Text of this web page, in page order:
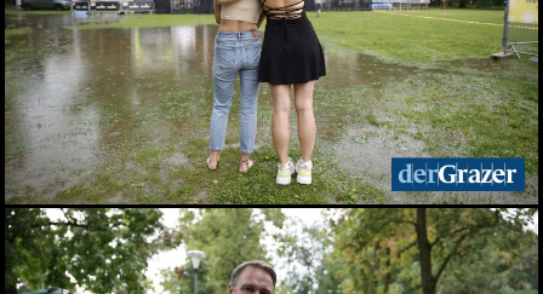
Spiel, Spaß und Lernen in
der Kinderstadt Bibongo
14.07.2026
Die Grüne Nacht des
steirischen Tourismus
09.07.2026
Sommerfest der
Industriellenvereinigung
Steiermark 2026
08.07.2026